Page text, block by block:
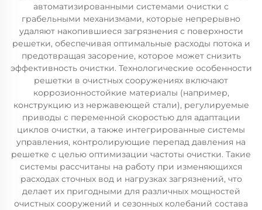
автоматизированными системами очистки с
грабельными механизмами, которые непрерывно
удаляют накопившиеся загрязнения с поверхности
решетки, обеспечивая оптимальные расходы потока и
предотвращая засорение, которое может снизить
эффективность очистки. Технологические особенности
решетки в очистных сооружениях включают
коррозионностойкие материалы (например,
конструкцию из нержавеющей стали), регулируемые
приводы с переменной скоростью для адаптации
циклов очистки, а также интегрированные системы
управления, контролирующие перепад давления на
решетке с целью оптимизации частоты очистки. Такие
системы рассчитаны на работу при изменяющихся
расходах сточных вод и нагрузках загрязнений, что
делает их пригодными для различных мощностей
очистных сооружений и сезонных колебаний состава